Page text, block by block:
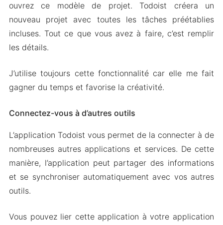
ouvrez ce modèle de projet. Todoist créera un
nouveau projet avec toutes les tâches préétablies
incluses. Tout ce que vous avez à faire, c’est remplir
les détails.
J’utilise toujours cette fonctionnalité car elle me fait
gagner du temps et favorise la créativité.
Connectez-vous à d’autres outils
L’application Todoist vous permet de la connecter à de
nombreuses autres applications et services. De cette
manière, l’application peut partager des informations
et se synchroniser automatiquement avec vos autres
outils.
Vous pouvez lier cette application à votre application